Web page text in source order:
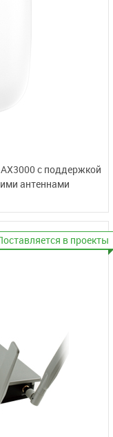
с поддержкой
антеннами
в проекты